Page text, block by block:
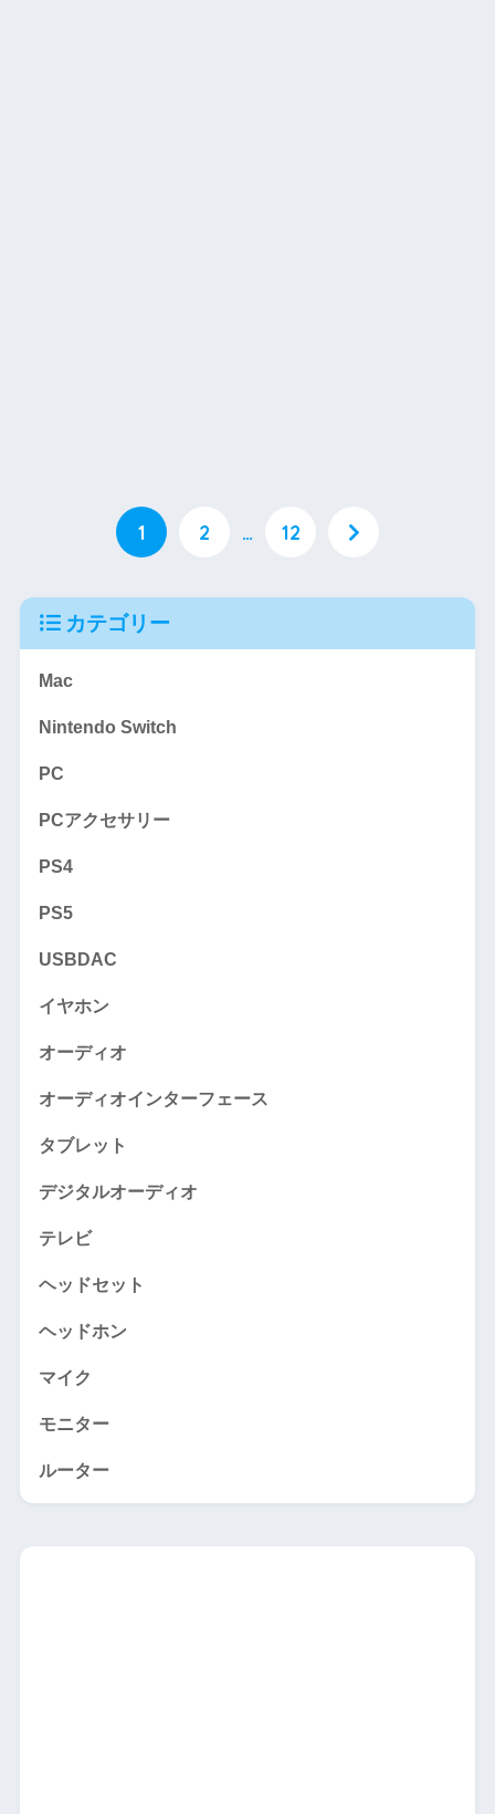
1 2 … 12
カテゴリー
Mac
Nintendo Switch
PC
PCアクセサリー
PS4
PS5
USBDAC
イヤホン
オーディオ
オーディオインターフェース
タブレット
デジタルオーディオ
テレビ
ヘッドセット
ヘッドホン
マイク
モニター
ルーター